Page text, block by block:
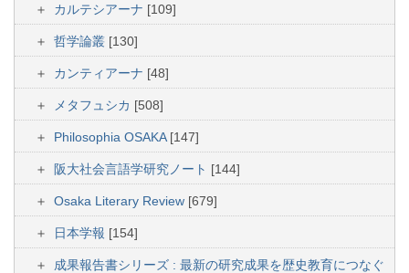
カルテシアーナ [109]
哲学論叢 [130]
カンティアーナ [48]
メタフュシカ [508]
Philosophia OSAKA [147]
阪大社会言語学研究ノート [144]
Osaka Literary Review [679]
日本学報 [154]
成果報告書シリーズ : 最新の研究成果を歴史教育につなぐ